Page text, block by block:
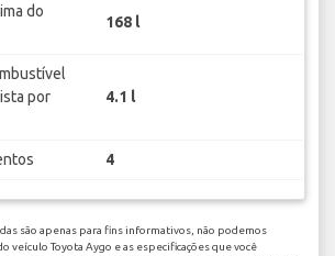
do
168 l
por
4.1 l
4
são apenas para fins informativos, não podemos
veículo Toyota Aygo e as especificações que você